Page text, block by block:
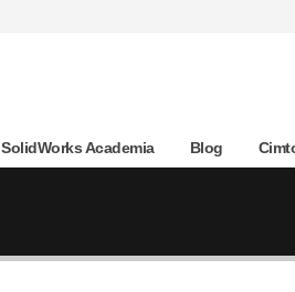
SolidWorks Academia Blog